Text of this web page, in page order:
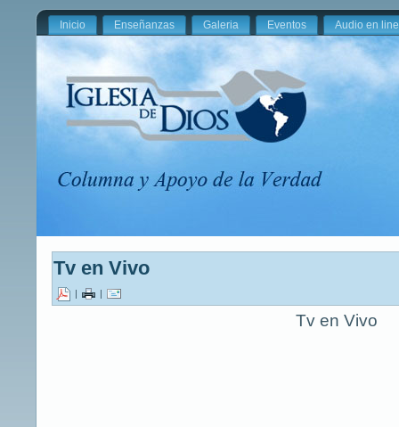
Inicio Enseñanzas Galeria Eventos Audio en
Tv en Vivo
| |
Tv en Vivo